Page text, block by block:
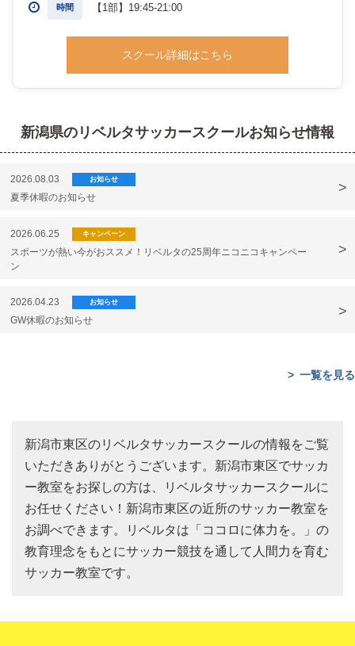
時間 【1部】19:45-21:00
スクール詳細はこちら
新潟県のリベルタサッカースクールお知らせ情報
2026.08.03 お知らせ
夏季休暇のお知らせ
2026.06.25 キャンペーン
スポーツが熱い今がおススメ！リベルタの25周年ニコニコキャンペー
ン
2026.04.23 お知らせ
GW休暇のお知らせ
一覧を見る
新潟市東区のリベルタサッカースクールの情報をご覧
いただきありがとうございます。新潟市東区でサッカ
ー教室をお探しの方は、リベルタサッカースクールに
お任せください！新潟市東区の近所のサッカー教室を
お調べできます。リベルタは「ココロに体力を。」の
教育理念をもとにサッカー競技を通して人間力を育む
サッカー教室です。